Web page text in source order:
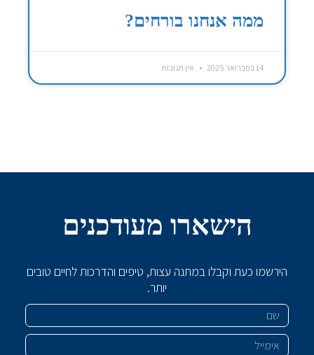
ממה אנחנו בורחים?
14 בפברואר 2025 אין תגובות
הישארו מעודכנים
הירשמו כעת וקבלו במתנה עצות, טיפים והדרכות לחיים טובים
יותר.
שם
אימייל